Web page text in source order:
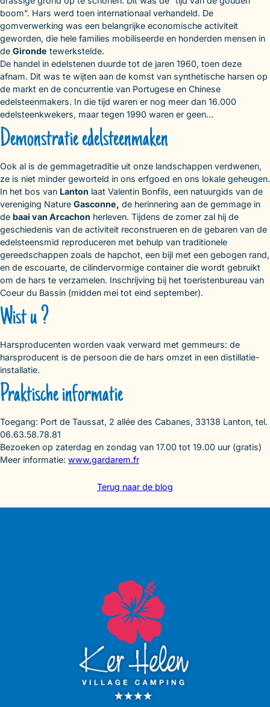
boom”. Hars werd toen internationaal verhandeld. De
gomverwerking was een belangrijke economische activiteit
geworden, die hele families mobiliseerde en honderden mensen in
de Gironde tewerkstelde.
De handel in edelstenen duurde tot de jaren 1960, toen deze
afnam. Dit was te wijten aan de komst van synthetische harsen op
de markt en de concurrentie van Portugese en Chinese
edelsteenmakers. In die tijd waren er nog meer dan 16.000
edelsteenkwekers, maar tegen 1990 waren er geen…
Demonstratie edelsteenmaken
Ook al is de gemmagetraditie uit onze landschappen verdwenen,
ze is niet minder geworteld in ons erfgoed en ons lokale geheugen.
In het bos van Lanton laat Valentin Bonfils, een natuurgids van de
vereniging Nature Gasconne, de herinnering aan de gemmage in
de baai van Arcachon herleven. Tijdens de zomer zal hij de
geschiedenis van de activiteit reconstrueren en de gebaren van de
edelsteensmid reproduceren met behulp van traditionele
gereedschappen zoals de hapchot, een bijl met een gebogen rand,
en de escouarte, de cilindervormige container die wordt gebruikt
om de hars te verzamelen. Inschrijving bij het toeristenbureau van
Coeur du Bassin (midden mei tot eind september).
Wist u ?
Harsproducenten worden vaak verward met gemmeurs: de
harsproducent is de persoon die de hars omzet in een distillatie-
installatie.
Praktische informatie
Toegang: Port de Taussat, 2 allée des Cabanes, 33138 Lanton, tel.
06.63.58.78.81
Bezoeken op zaterdag en zondag van 17.00 tot 19.00 uur (gratis)
Meer informatie: www.gardarem.fr
Terug naar de blog